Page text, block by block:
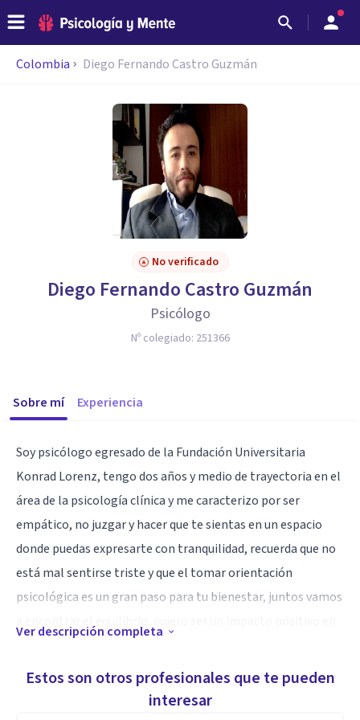
Colombia Diego Fernando Castro Guzmán
No verificado
Diego Fernando Castro Guzmán
Psicólogo
Nº colegiado: 251366
Sobre mí Experiencia
Soy psicólogo egresado de la Fundación Universitaria
Konrad Lorenz, tengo dos años y medio de trayectoria en el
área de la psicología clínica y me caracterizo por ser
empático, no juzgar y hacer que te sientas en un espacio
donde puedas expresarte con tranquilidad, recuerda que no
está mal sentirse triste y que el tomar orientación
psicológica es un gran paso para tu bienestar, juntos vamos
Especialidad
Ver descripción completa
Estos son otros profesionales que te pueden
interesar